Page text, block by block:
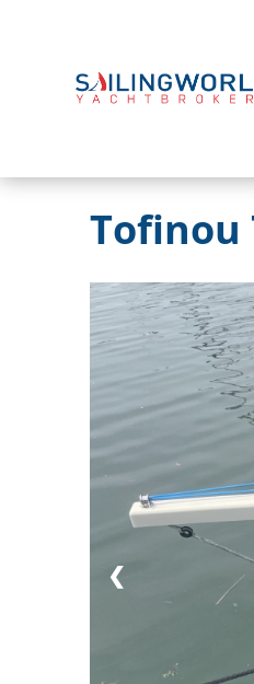
Tofinou
❮